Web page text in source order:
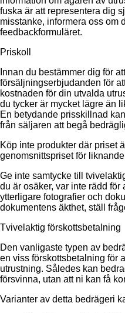
fuska är att representera dig
misstanke, informera oss om
feedbackformuläret.
Priskoll
Innan du bestämmer dig för
försäljningserbjudanden för
kostnaden för din utvalda
du tycker är mycket lägre än
En betydande prisskillnad
från säljaren att begå
Köp inte produkter där priset
genomsnittspriset för
Ge inte samtycke till
du är osäker, var inte rädd för
ytterligare fotografier och
dokumentens äkthet, ställ
Tvivelaktig förskottsbetalning
Den vanligaste typen av
en viss förskottsbetalning för
utrustning. Således kan
försvinna, utan att ni kan få
Varianter av detta bedrägeri